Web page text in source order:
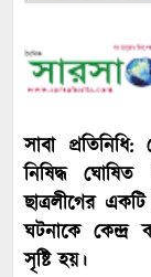
সাবা
নিষিদ্ধ
ছাত্রলীগের
ঘটনাকে কেন্দ্র
সৃষ্টি হয়।